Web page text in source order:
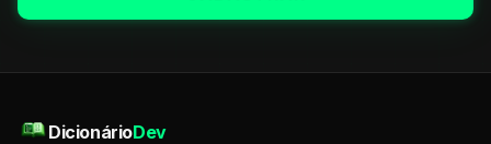
DicionárioDev